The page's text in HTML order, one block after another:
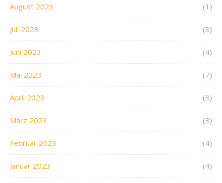
August 2023 (1)
Juli 2023 (3)
Juni 2023 (4)
Mai 2023 (7)
April 2023 (3)
März 2023 (3)
Februar 2023 (4)
Januar 2023 (4)